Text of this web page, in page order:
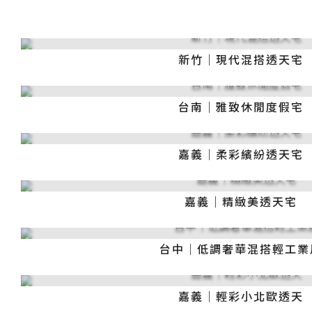
新竹｜現代混搭透天宅
台南｜雅致休閒度假宅
嘉義｜柔彩繽紛透天宅
嘉義｜精緻美透天宅
台中｜低調奢華混搭輕工
嘉義｜輕彩小北歐透天